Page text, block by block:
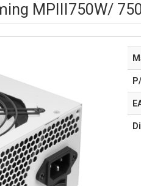
MPIII750W/